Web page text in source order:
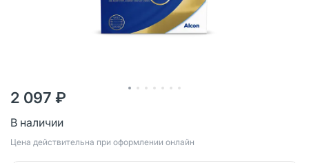
2 097 ₽
В наличии
Цена действительна при оформлении онлайн